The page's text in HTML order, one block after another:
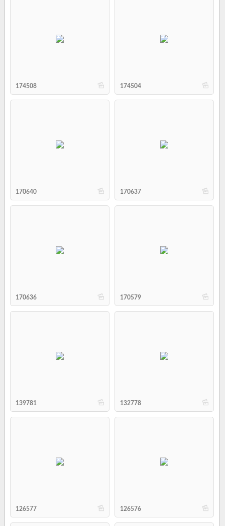
b
174508 b
174504
b
170640 b
170637
b
170636 b
170579
b
139781 b
132778
b
126577 b
126576